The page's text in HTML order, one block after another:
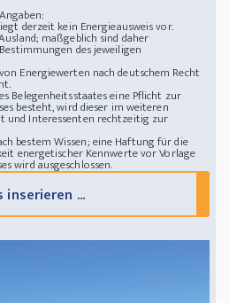
derzeit kein Energieausweis vor.
maßgeblich sind daher
des jeweiligen
Energiewerten nach deutschem Recht
Belegenheitsstaates eine Pflicht zur
besteht, wird dieser im weiteren
und Interessenten rechtzeitig zur
bestem Wissen; eine Haftung für die
energetischer Kennwerte vor Vorlage
wird ausgeschlossen.
inserieren ...